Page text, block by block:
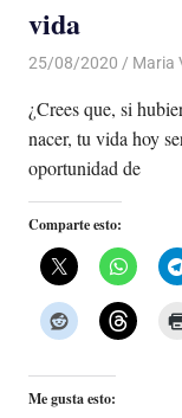
vida
25/08/2020 De
Maria
¿Crees que, si
nacer, tu vida hoy
oportunidad de
Comparte esto:
Me gusta esto: